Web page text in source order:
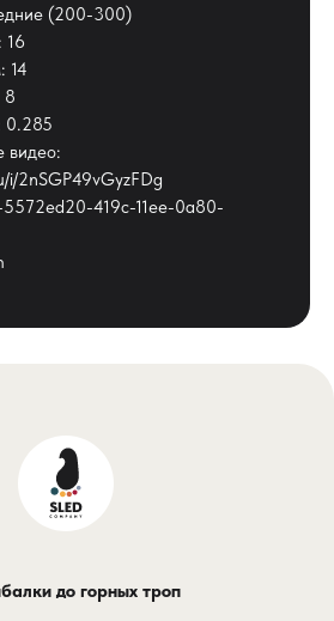
(200-300)
16
14
8
0.285
видео:
i/2nSGP49vGyzFDg
419c-11ee-0a80-
до горных троп